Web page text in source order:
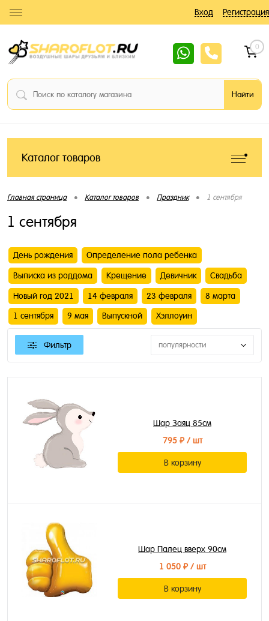
Вход Регистрация
0
Каталог товаров
Главная страница • Каталог товаров • Праздник • 1 сентября
1 сентября
День рождения Определение пола ребенка
Выписка из роддома Крещение Девичник Свадьба
Новый год 2021 14 февраля 23 февраля 8 марта
1 сентября 9 мая Выпускной Хэллоуин
Фильтр популярности
Шар Заяц 85см
795 ₽/ шт
В корзину
Шар Палец вверх 90см
1 050 ₽/ шт
В корзину